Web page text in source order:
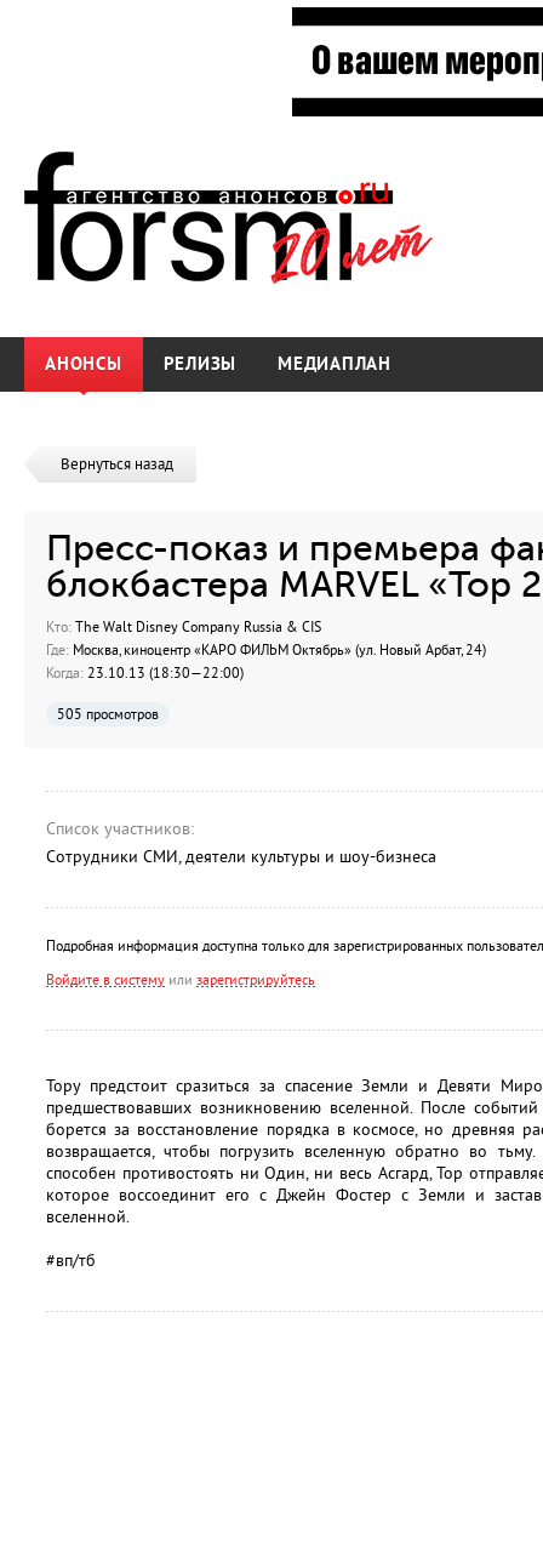
АНОНСЫ РЕЛИЗЫ МЕДИАПЛАН
Вернуться назад
Пресс-показ и премьера
блокбастера MARVEL «Тор
Кто: The Walt Disney Company Russia & CIS
Где: Москва, киноцентр «КАРО ФИЛЬМ Октябрь» (ул. Новый Арбат, 24)
Когда: 23.10.13 (18:30—22:00)
505 просмотров
Список участников:
Сотрудники СМИ, деятели культуры и шоу-бизнеса
Подробная информация доступна только для зарегистрированных
Войдите в систему или зарегистрируйтесь
Тору предстоит сразиться за спасение Земли и Девяти
предшествовавших возникновению вселенной. После
борется за восстановление порядка в космосе, но древняя
возвращается, чтобы погрузить вселенную обратно во
способен противостоять ни Один, ни весь Асгард, Тор
которое воссоединит его с Джейн Фостер с Земли и
вселенной.
#вп/тб